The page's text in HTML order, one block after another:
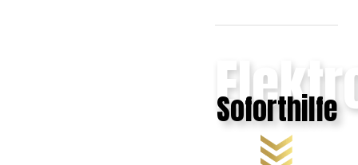
Soforthilfe